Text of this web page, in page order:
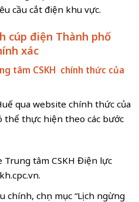
cầu cắt điện khu vực.
cúp điện Thành phố
xác
tâm CSKH chính thức của
qua website chính thức của
thể thực hiện theo các bước
Trung tâm CSKH Điện lực
chính, chọn mục “Lịch ngừng